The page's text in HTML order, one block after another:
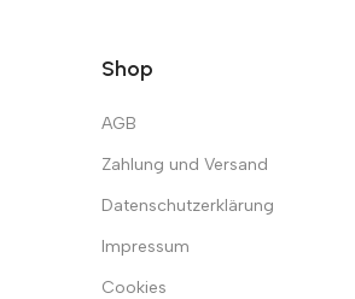
Shop
AGB
Zahlung und Versand
Datenschutzerklärung
Impressum
Cookies